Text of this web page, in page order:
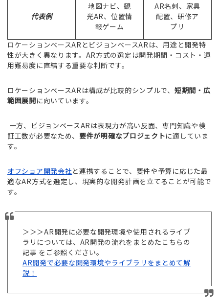
代表例
地図ナビ、観
光AR、位置情
報ゲーム
AR名刺、家具
配置、研修ア
プリ
ロケーションベースARとビジョンベースARは、用途と開発特
性が大きく異なります。AR方式の選定は開発期間・コスト・運
用難易度に直結する重要な判断です。
ロケーションベースARは構成が比較的シンプルで、 短期間・広
範囲展開に向いています。
一方、ビジョンベースARは表現力が高い反面、専門知識や検
証工数が必要なため、 要件が明確なプロジェクトに適していま
す。
オフショア開発会社と連携することで、要件や予算に応じた最
適なAR方式を選定し、現実的な開発計画を立てることが可能で
す。
＞＞＞AR開発に必要な開発環境や使用されるライブ
ラリについては、AR開発の流れをまとめたこちらの
記事 をご参照ください。
AR開発で必要な開発環境やライブラリをまとめて解
説！